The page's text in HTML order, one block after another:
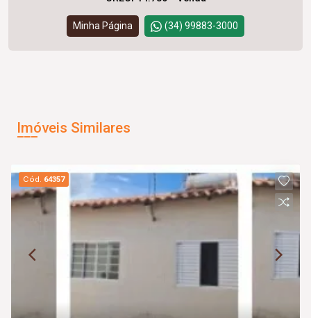
Minha Página (34) 99883-3000
Imóveis Similares
Cód. 64357